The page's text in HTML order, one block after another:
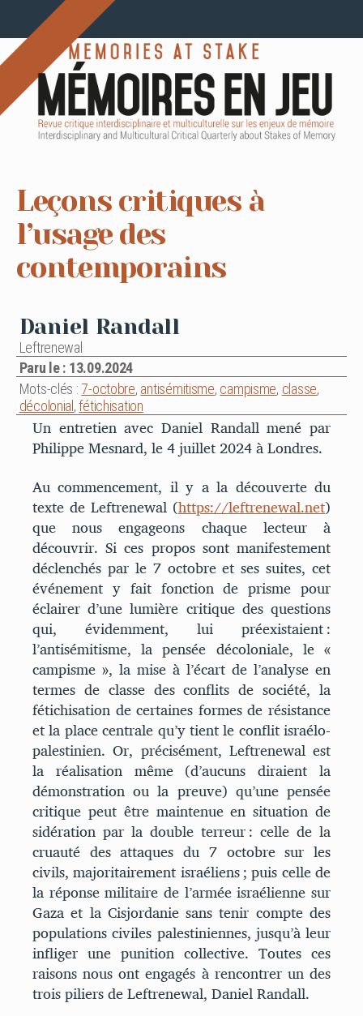
Leçons critiques à
l’usage des
contemporains
Daniel Randall
Leftrenewal
Paru le : 13.09.2024
Mots-clés : 7-octobre, antisémitisme, campisme, classe,
décolonial,fétichisation
Un entretien avec Daniel Randall mené par
Philippe Mesnard, le 4 juillet 2024 à Londres.
Au commencement, il y a la découverte du
texte de Leftrenewal (https://leftrenewal.net)
que nous engageons chaque lecteur à
découvrir. Si ces propos sont manifestement
déclenchés par le 7 octobre et ses suites, cet
événement y fait fonction de prisme pour
éclairer d’une lumière critique des questions
qui, évidemment, lui préexistaient :
l’antisémitisme, la pensée décoloniale, le «
campisme », la mise à l’écart de l’analyse en
termes de classe des conflits de société, la
fétichisation de certaines formes de résistance
et la place centrale qu’y tient le conflit israélo-
palestinien. Or, précisément, Leftrenewal est
la réalisation même (d’aucuns diraient la
démonstration ou la preuve) qu’une pensée
critique peut être maintenue en situation de
sidération par la double terreur : celle de la
cruauté des attaques du 7 octobre sur les
civils, majoritairement israéliens ; puis celle de
la réponse militaire de l’armée israélienne sur
Gaza et la Cisjordanie sans tenir compte des
populations civiles palestiniennes, jusqu’à leur
infliger une punition collective. Toutes ces
raisons nous ont engagés à rencontrer un des
trois piliers de Leftrenewal, Daniel Randall.